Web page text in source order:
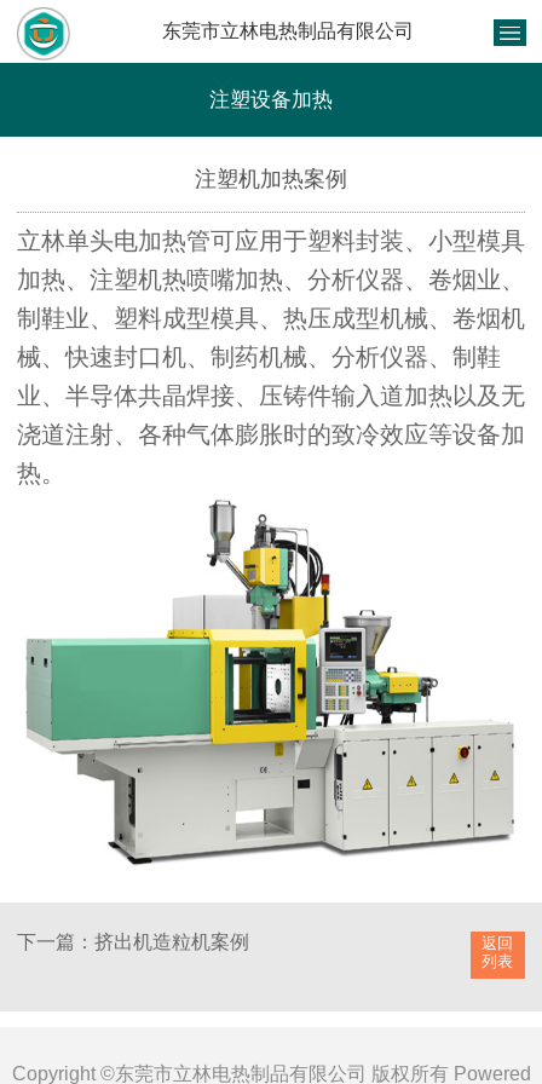
东莞市立林电热制品有限公司
注塑设备加热
注塑机加热案例
立林单头电加热管可应用于塑料封装、小型模具
加热、注塑机热喷嘴加热、分析仪器、卷烟业、
制鞋业、塑料成型模具、热压成型机械、卷烟机
械、快速封口机、制药机械、分析仪器、制鞋
业、半导体共晶焊接、压铸件输入道加热以及无
浇道注射、各种气体膨胀时的致冷效应等设备加
热。
返回
列表
下一篇：挤出机造粒机案例
Copyright ©东莞市立林电热制品有限公司 版权所有 Powered